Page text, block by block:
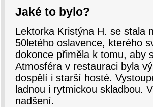
Jaké to bylo?
Lektorka Kristýna H. se stala
50letého oslavence, kterého
dokonce přiměla k tomu, aby
Atmosféra v restauraci byla
dospělí i starší hosté.
ladnou i rytmickou skladbou.
nadšení.